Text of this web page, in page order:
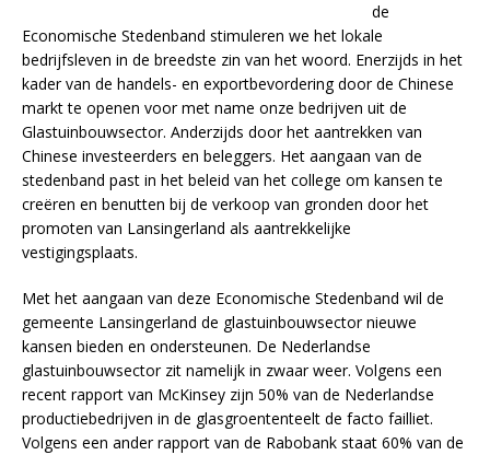
de
Economische Stedenband stimuleren we het lokale
bedrijfsleven in de breedste zin van het woord. Enerzijds in het
kader van de handels- en exportbevordering door de Chinese
markt te openen voor met name onze bedrijven uit de
Glastuinbouwsector. Anderzijds door het aantrekken van
Chinese investeerders en beleggers. Het aangaan van de
stedenband past in het beleid van het college om kansen te
creëren en benutten bij de verkoop van gronden door het
promoten van Lansingerland als aantrekkelijke
vestigingsplaats.
Met het aangaan van deze Economische Stedenband wil de
gemeente Lansingerland de glastuinbouwsector nieuwe
kansen bieden en ondersteunen. De Nederlandse
glastuinbouwsector zit namelijk in zwaar weer. Volgens een
recent rapport van McKinsey zijn 50% van de Nederlandse
productiebedrijven in de glasgroententeelt de facto failliet.
Volgens een ander rapport van de Rabobank staat 60% van de